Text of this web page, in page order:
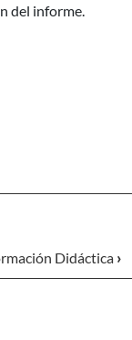
del informe.
Didáctica ›